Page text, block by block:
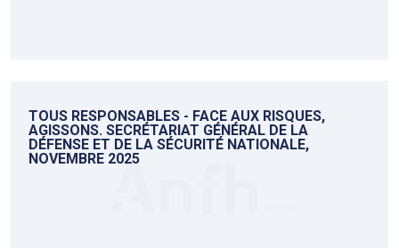
TOUS RESPONSABLES - FACE AUX RISQUES,
AGISSONS. SECRÉTARIAT GÉNÉRAL DE LA
DÉFENSE ET DE LA SÉCURITÉ NATIONALE,
NOVEMBRE 2025